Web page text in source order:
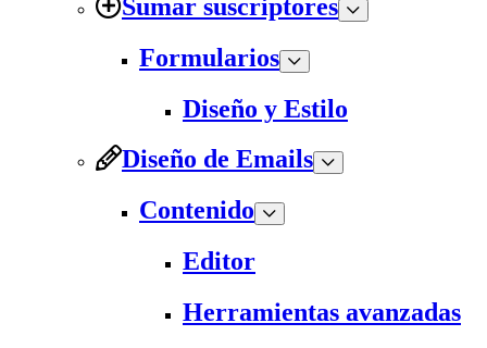
Sumar suscriptores
Formularios
Diseño y Estilo
Diseño de Emails
Contenido
Editor
Herramientas avanzadas